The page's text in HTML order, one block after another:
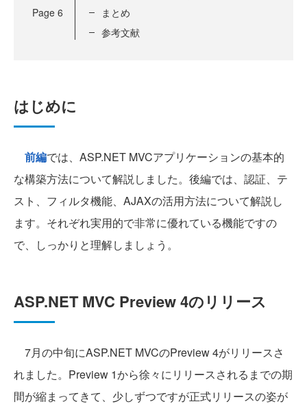
Page 6
まとめ
参考文献
はじめに
前編では、ASP.NET MVCアプリケーションの基本的
な構築方法について解説しました。後編では、認証、テ
スト、フィルタ機能、AJAXの活用方法について解説し
ます。それぞれ実用的で非常に優れている機能ですの
で、しっかりと理解しましょう。
ASP.NET MVC Preview 4のリリース
7月の中旬にASP.NET MVCのPreview 4がリリースさ
れました。Preview 1から徐々にリリースされるまでの期
間が縮まってきて、少しずつですが正式リリースの姿が